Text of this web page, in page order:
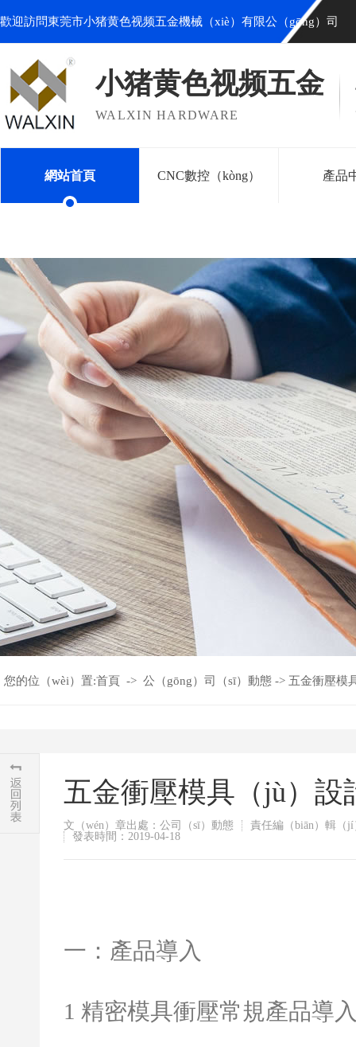
歡迎訪問東莞市小猪黄色视频五金機械（xiè）有限公（gōng）司
小猪黄色视频五金
WALXIN HARDWARE
網站首頁 CNC數控（kòng） 產品
您的位（wèi）置:首頁 -> 公（gōng）司（sī）動態 -> 五金衝壓模
五金衝壓模具（jù）設
文（wén）章出處：公司（sī）動態
責任編（biān）輯（
發表時間：2019-04-18
一：產品導入
1 精密模具衝壓常規產品導